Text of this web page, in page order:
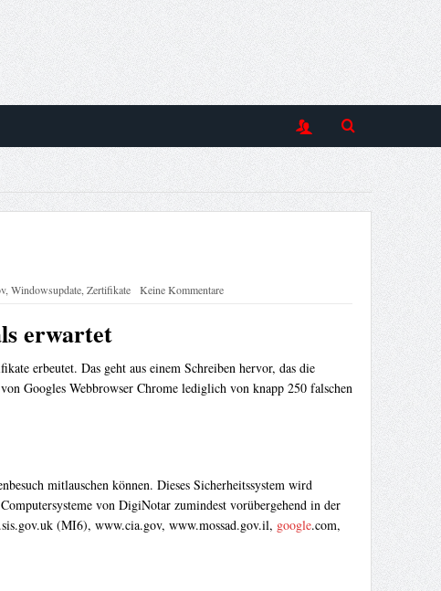
,Windowsupdate,Zertifikate Keine Kommentare
erwartet
erbeutet. Das geht aus einem Schreiben hervor, das die
Googles Webbrowser Chrome lediglich von knapp 250 falschen
mitlauschen können. Dieses Sicherheitssystem wird
von DigiNotar zumindest vorübergehend in der
(MI6), www.cia.gov, www.mossad.gov.il, google.com,